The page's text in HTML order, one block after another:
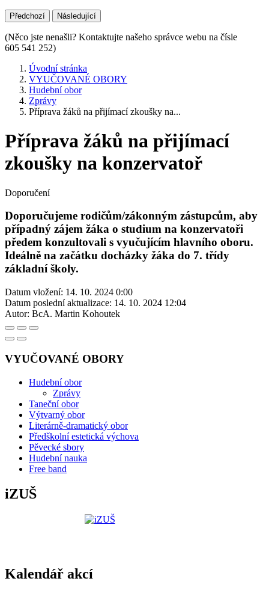
Předchozí Následující
(Něco jste nenašli? Kontaktujte našeho správce webu na čísle
605 541 252)
Úvodní stránka
VYUČOVANÉ OBORY
Hudební obor
Zprávy
Příprava žáků na přijímací zkoušky na...
Příprava žáků na přijímací
zkoušky na konzervatoř
Doporučení
Doporučujeme rodičům/zákonným zástupcům, aby
případný zájem žáka o studium na konzervatoři
předem konzultovali s vyučujícím hlavního oboru.
Ideálně na začátku docházky žáka do 7. třídy
základní školy.
Datum vložení: 14. 10. 2024 0:00
Datum poslední aktualizace: 14. 10. 2024 12:04
Autor: BcA. Martin Kohoutek
VYUČOVANÉ OBORY
Hudební obor
Zprávy
Taneční obor
Výtvarný obor
Literárně-dramatický obor
Předškolní estetická výchova
Pěvecké sbory
Hudební nauka
Free band
iZUŠ
Kalendář akcí